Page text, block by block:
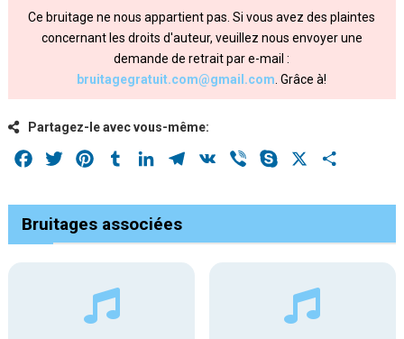
Ce bruitage ne nous appartient pas. Si vous avez des plaintes
concernant les droits d'auteur, veuillez nous envoyer une
demande de retrait par e-mail :
bruitagegratuit.com@gmail.com . Grâce à!
Partagez-le avec vous-même:
Facebook
Twitter PinterestTumblrLinkedInTelegram
VK Viber Skype
Bruitages associées